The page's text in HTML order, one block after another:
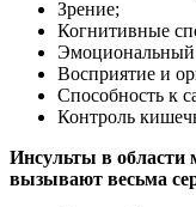
Зрение;
Когнитивные
Эмоциональный
Восприятие и
Способность к
Контроль
Инсульты в области
вызывают весьма